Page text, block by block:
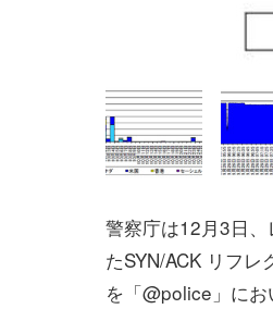
警察庁は12月3日
たSYN/ACK リフレ
を「@police」にお